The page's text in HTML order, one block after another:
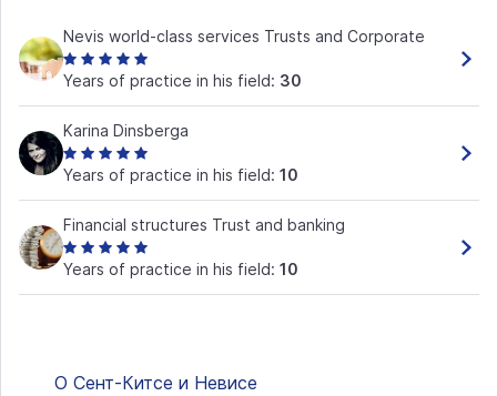
Nevis world-class services Trusts and Corporate
Years of practice in his field: 30
Karina Dinsberga
Years of practice in his field: 10
Financial structures Trust and banking
Years of practice in his field: 10
О Сент-Китсе и Невисе